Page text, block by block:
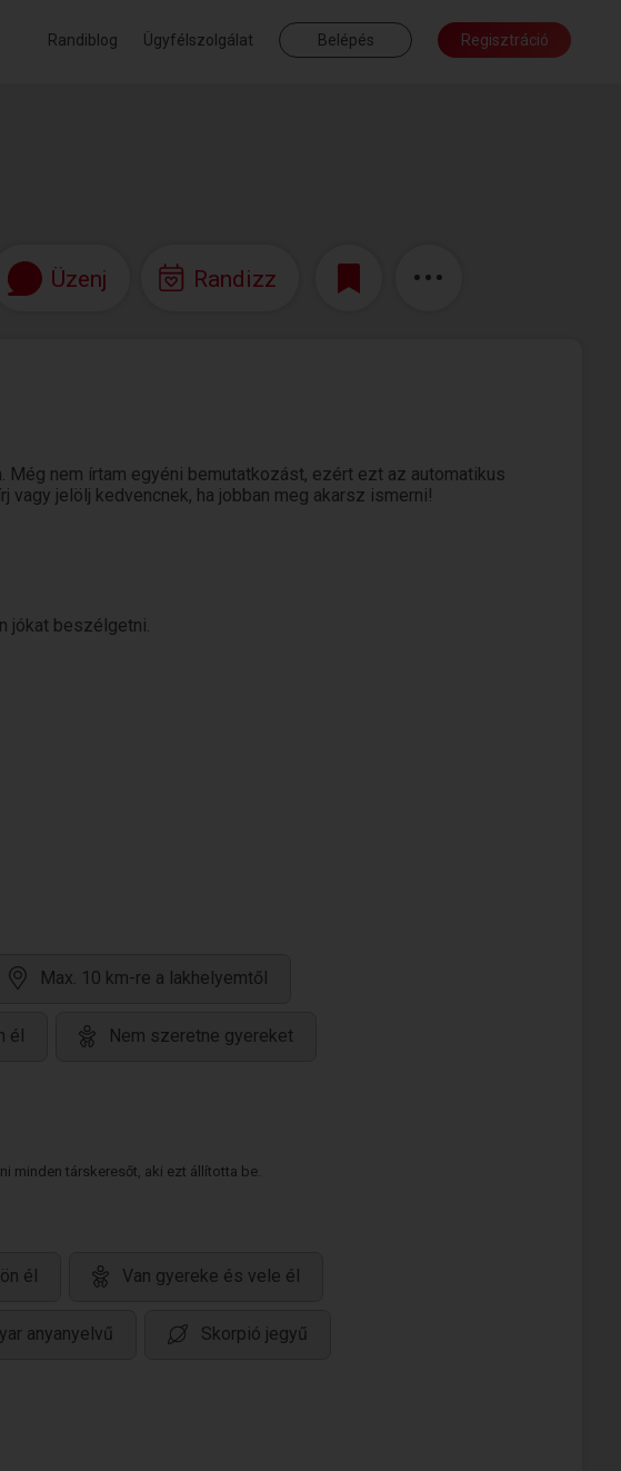
Randiblog Ügyfélszolgálat Belépés Regisztráció
Üzenj Randizz
Még nem írtam egyéni bemutatkozást, ezért ezt az automatikus
vagy jelölj kedvencnek, ha jobban meg akarsz ismerni!
jókat beszélgetni.
Max. 10 km-re a lakhelyemtől
él Nem szeretne gyereket
minden társkeresőt, aki ezt állította be.
él Van gyereke és vele él
anyanyelvű Skorpió jegyű